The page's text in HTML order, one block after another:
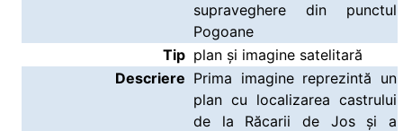
supraveghere din punctul
Pogoane
Tip plan și imagine satelitară
Descriere Prima imagine reprezintă un
plan cu localizarea castrului
de la Răcarii de Jos și a